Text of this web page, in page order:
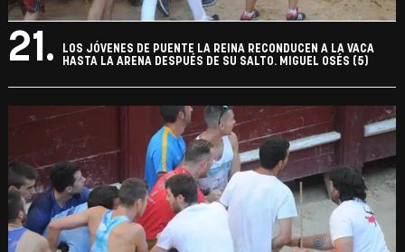
21.
LOS JÓVENES DE PUENTE LA REINA RECONDUCEN A LA VACA
HASTA LA ARENA DESPUÉS DE SU SALTO. MIGUEL OSÉS (5)